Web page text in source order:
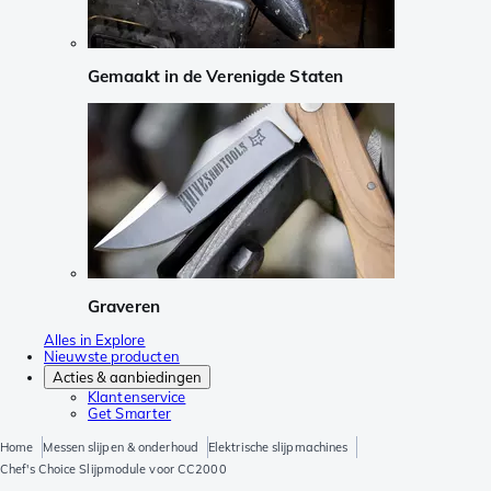
Gemaakt in de Verenigde Staten
Graveren
Alles in Explore
Nieuwste producten
Acties & aanbiedingen
Klantenservice
Get Smarter
Home Messen slijpen & onderhoud
Elektrische slijpmachines
Chef's Choice Slijpmodule voor CC2000